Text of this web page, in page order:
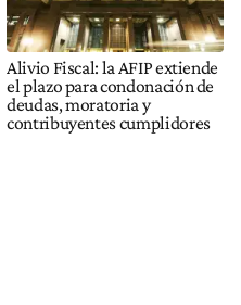
Alivio Fiscal: la AFIP extiende
el plazo para condonación de
deudas, moratoria y
contribuyentes cumplidores